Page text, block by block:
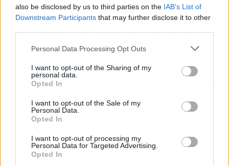
also be disclosed by us to third parties on the IAB’s List of
Downstream Participants that may further disclose it to other
Personal Data Processing Opt Outs
I want to opt-out of the Sharing of my
personal data.
Opted In
I want to opt-out of the Sale of my
Personal Data.
Opted In
I want to opt-out of processing my
Personal Data for Targeted Advertising.
Opted In
puedan presentar las pymes.Por un lado, el
desarrollo de una página web corporativa
tiene un precio de 390 €, mientras que la
creación de una tienda onlinetiene un valor
deseen crear una
móvil de la mano de
estos profesionales, pueden adquirirla por 590
En definitiva, a través de sus servicios, Dooby
facilita que las empresas puedan cumplir su
deseo de digitalizarse, proporcionando un